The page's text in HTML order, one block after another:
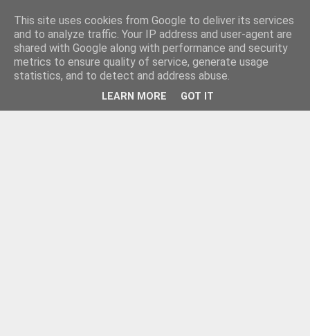
This site uses cookies from Google to deliver its services
and to analyze traffic. Your IP address and user-agent are
shared with Google along with performance and security
metrics to ensure quality of service, generate usage
statistics, and to detect and address abuse.
LEARN MORE GOT IT